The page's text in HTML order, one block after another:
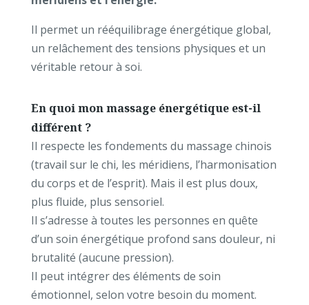
Il permet un rééquilibrage énergétique global,
un relâchement des tensions physiques et un
véritable retour à soi.
En quoi mon massage énergétique est-il
différent ?
Il respecte les fondements du massage chinois
(travail sur le chi, les méridiens, l’harmonisation
du corps et de l’esprit). Mais il est plus doux,
plus fluide, plus sensoriel.
Il s’adresse à toutes les personnes en quête
d’un soin énergétique profond sans douleur, ni
brutalité (aucune pression).
Il peut intégrer des éléments de soin
émotionnel, selon votre besoin du moment.